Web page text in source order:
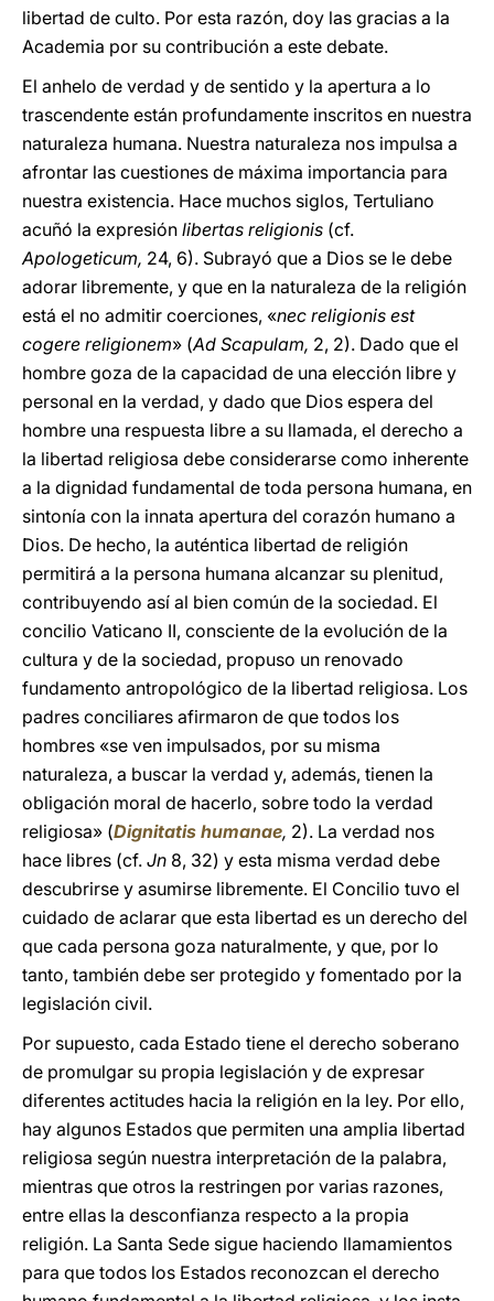
libertad de culto. Por esta razón, doy las gracias a la
Academia por su contribución a este debate.
El anhelo de verdad y de sentido y la apertura a lo
trascendente están profundamente inscritos en nuestra
naturaleza humana. Nuestra naturaleza nos impulsa a
afrontar las cuestiones de máxima importancia para
nuestra existencia. Hace muchos siglos, Tertuliano
acuñó la expresión libertas religionis (cf.
Apologeticum, 24, 6). Subrayó que a Dios se le debe
adorar libremente, y que en la naturaleza de la religión
está el no admitir coerciones, «nec religionis est
cogere religionem» (Ad Scapulam, 2, 2). Dado que el
hombre goza de la capacidad de una elección libre y
personal en la verdad, y dado que Dios espera del
hombre una respuesta libre a su llamada, el derecho a
la libertad religiosa debe considerarse como inherente
a la dignidad fundamental de toda persona humana, en
sintonía con la innata apertura del corazón humano a
Dios. De hecho, la auténtica libertad de religión
permitirá a la persona humana alcanzar su plenitud,
contribuyendo así al bien común de la sociedad. El
concilio Vaticano II, consciente de la evolución de la
cultura y de la sociedad, propuso un renovado
fundamento antropológico de la libertad religiosa. Los
padres conciliares afirmaron de que todos los
hombres «se ven impulsados, por su misma
naturaleza, a buscar la verdad y, además, tienen la
obligación moral de hacerlo, sobre todo la verdad
religiosa» (Dignitatis humanae, 2). La verdad nos
hace libres (cf. Jn 8, 32) y esta misma verdad debe
descubrirse y asumirse libremente. El Concilio tuvo el
cuidado de aclarar que esta libertad es un derecho del
que cada persona goza naturalmente, y que, por lo
tanto, también debe ser protegido y fomentado por la
legislación civil.
Por supuesto, cada Estado tiene el derecho soberano
de promulgar su propia legislación y de expresar
diferentes actitudes hacia la religión en la ley. Por ello,
hay algunos Estados que permiten una amplia libertad
religiosa según nuestra interpretación de la palabra,
mientras que otros la restringen por varias razones,
entre ellas la desconfianza respecto a la propia
religión. La Santa Sede sigue haciendo llamamientos
para que todos los Estados reconozcan el derecho